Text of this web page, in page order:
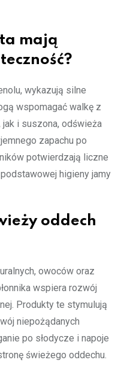
mają
wykazują silne
wspomagać walkę z
i suszona, odświeża
zapachu po
potwierdzają liczne
higieny jamy
oddech
owoców oraz
wspiera rozwój
Produkty te stymulują
niepożądanych
po słodycze i napoje
świeżego oddechu.